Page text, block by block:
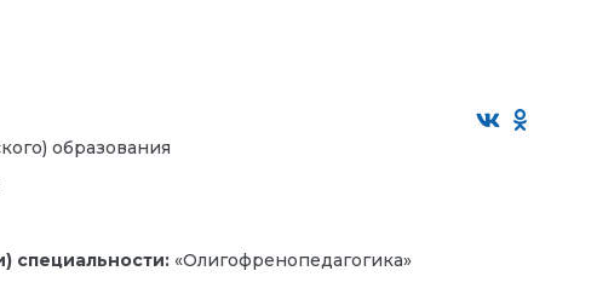
образования
специальности: «Олигофренопедагогика»